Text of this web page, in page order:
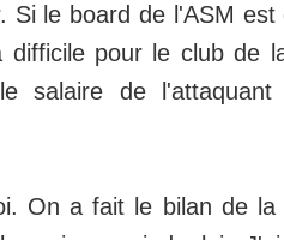
Si le board de l'ASM est
pour le club de
salaire de l'attaquant
On a fait le bilan de la